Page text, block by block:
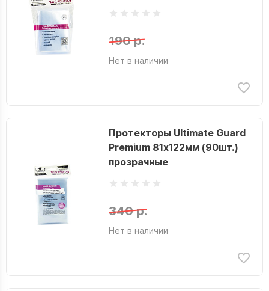
190 р.
Нет в наличии
Протекторы Ultimate Guard
Premium 81х122мм (90шт.)
прозрачные
340 р.
Нет в наличии